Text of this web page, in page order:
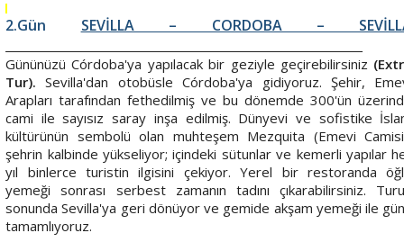
2.Gün SEVİLLA – CORDOBA –
Gününüzü Córdoba'ya yapılacak bir geziyle geçirebilirsiniz
Tur). Sevilla'dan otobüsle Córdoba'ya gidiyoruz. Şehir,
Arapları tarafından fethedilmiş ve bu dönemde 300'ün
cami ile sayısız saray inşa edilmiş. Dünyevi ve sofistike
kültürünün sembolü olan muhteşem Mezquita (Emevi
şehrin kalbinde yükseliyor; içindeki sütunlar ve kemerli yapılar
yıl binlerce turistin ilgisini çekiyor. Yerel bir restoranda
yemeği sonrası serbest zamanın tadını çıkarabilirsiniz.
sonunda Sevilla'ya geri dönüyor ve gemide akşam yemeği ile
tamamlıyoruz.